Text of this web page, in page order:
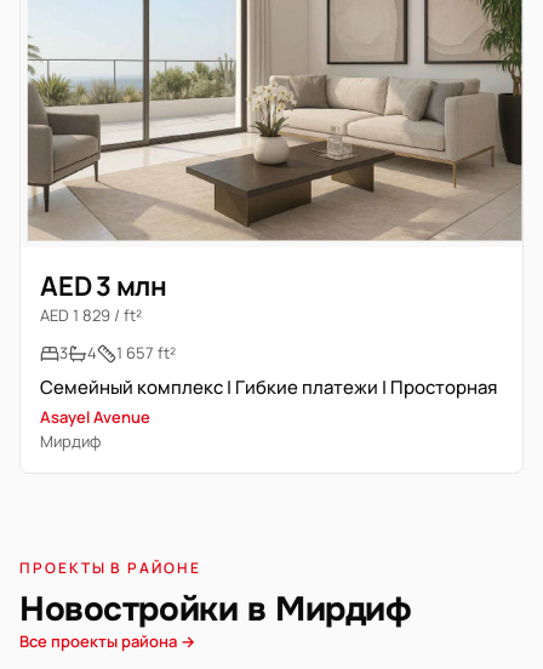
AED 3 млн
AED 1 829 / ft²
3
4 1 657 ft²
Семейный комплекс | Гибкие платежи | Просторная
Asayel Avenue
Мирдиф
ПРОЕКТЫ В РАЙОНЕ
Новостройки в Мирдиф
Все проекты района →